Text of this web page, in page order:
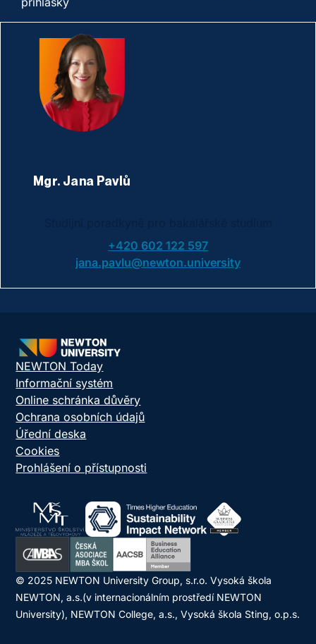
Mgr. Jana Pavlů
+420 602 122 597
jana.pavlu@newton.university
NEWTON Today
Informační systém
Online schránka důvěry
Ochrana osobních údajů
Úřední deska
Cookies
Prohlášení o přístupnosti
© 2025 NEWTON University Group, s.r.o. Vysoká škola
NEWTON, a.s.(v internacionálním prostředí NEWTON
University), NEWTON College, a.s., Vysoká škola Sting, o.p.s.